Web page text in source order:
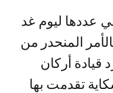
المنحدر من
قيادة أركان
تقدمت بها